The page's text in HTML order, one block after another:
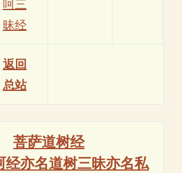
呵三
昧经
返回
总站
菩萨道树经
经亦名道树三昧亦名私